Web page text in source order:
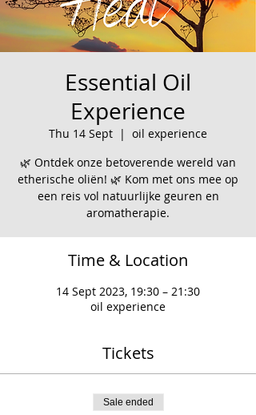
Essential Oil
Experience
Thu 14 Sept
  |
oil experience
🌿 Ontdek onze betoverende wereld van
etherische oliën! 🌿 Kom met ons mee op
een reis vol natuurlijke geuren en
aromatherapie.
Time & Location
14 Sept 2023, 19:30 – 21:30
oil experience
Tickets
Sale ended